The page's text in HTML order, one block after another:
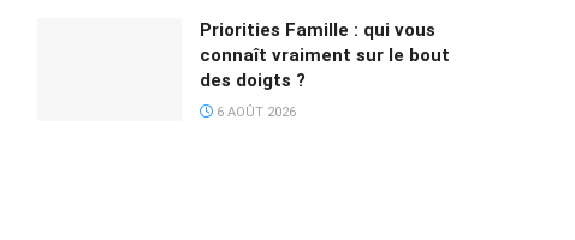
Priorities Famille : qui vous
connaît vraiment sur le bout
des doigts ?
6 AOÛT 2026